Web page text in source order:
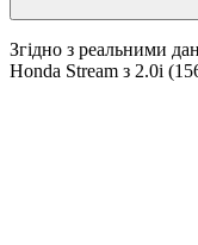
Згідно з реальними
Honda Stream з 2.0i